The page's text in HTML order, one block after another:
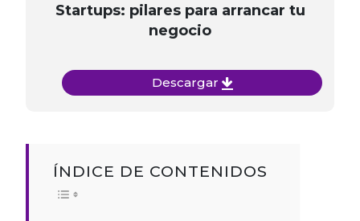
Startups: pilares para arrancar tu
negocio
Descargar
ÍNDICE DE CONTENIDOS